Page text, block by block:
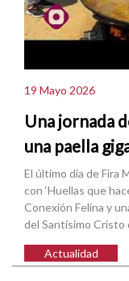
19 Mayo 2026
Una jornada
una paella
El último día de Fira
con ‘Huellas que
Conexión Felina y
del Santísimo Cristo
Actualidad